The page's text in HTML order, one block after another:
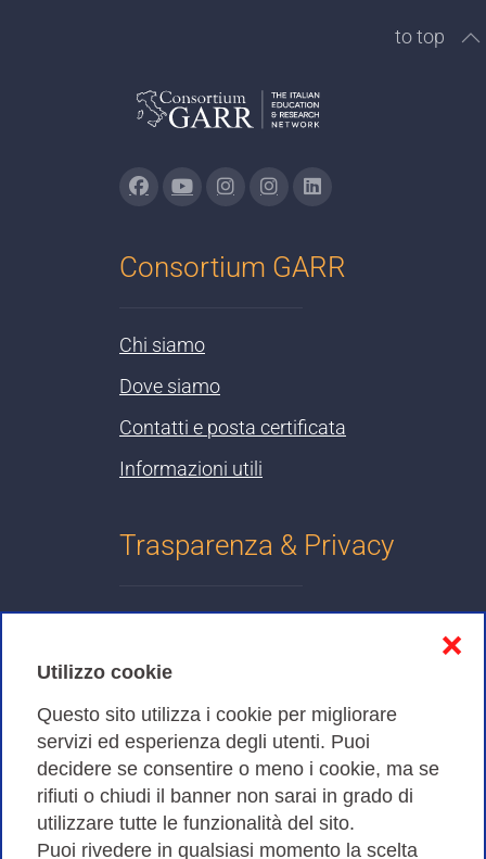
Utilizzo cookie
Questo sito utilizza i cookie per migliorare
servizi ed esperienza degli utenti. Puoi
decidere se consentire o meno i cookie, ma se
rifiuti o chiudi il banner non sarai in grado di
utilizzare tutte le funzionalità del sito.
Puoi rivedere in qualsiasi momento la scelta
❌
to top
Consortium GARR
Chi siamo
Dove siamo
Contatti e posta certificata
Informazioni utili
Trasparenza & Privacy
Cookies Policy
Amministrazione trasparente
Bandi di Gara